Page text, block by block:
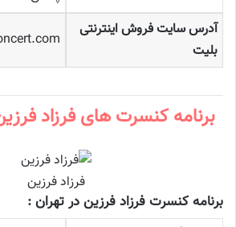
آدرس سایت فروش اینترنتی
بلیت
برنامه کنسرت های فرزاد
فرزاد فرزین
برنامه کنسرت فرزاد فرزین در تهران :